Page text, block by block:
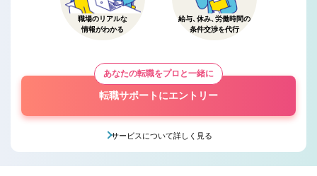
職場のリアルな
情報がわかる
給与、休み、労働時間の
条件交渉を代行
あなたの転職をプロと一緒に
転職サポートにエントリー
サービスについて詳しく見る